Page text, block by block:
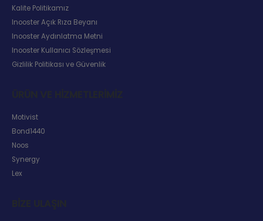
Kalite Politikamız
Inooster Açık Rıza Beyanı
Inooster Aydınlatma Metni
Inooster Kullanıcı Sözleşmesi
Gizlilik Politikası ve Güvenlik
ÜRÜN VE HIZMETLERIMIZ
Motivist
Bond1440
Noos
Synergy
Lex
BIZE ULAŞIN